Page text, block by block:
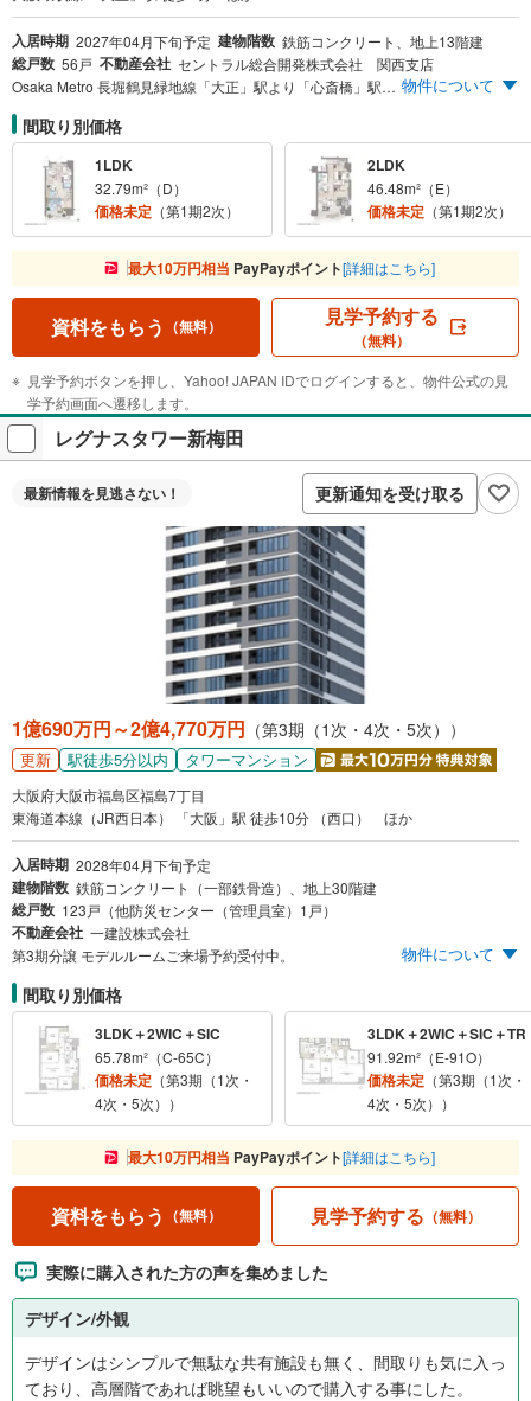
入居時期 2027年04月下旬予定 建物階数 鉄筋コンクリート、地上13階建
総戸数 56戸 不動産会社 セントラル総合開発株式会社 関西支店
Osaka Metro 長堀鶴見緑地線「大正」駅より「心斎橋」駅へ6分 阪神なんば線「ドーム前」駅から「大阪難波」駅へ5分 全邸南向きの開放感 32m²台～60m²台のコンパクトレジデンス 物件について
間取り別価格
1LDK
32.79m²（D）
価格未定 （第1期2次）
2LDK
46.48m²（E）
価格未定 （第1期2次）
最大10万円相当 PayPayポイント[詳細はこちら]
資料をもらう （無料） 見学予約する
（無料）
見学予約ボタンを押し、Yahoo! JAPAN IDでログインすると、物件公式の見
学予約画面へ遷移します。
レグナスタワー新梅田
最新情報を見逃さない！ 更新通知を受け取る
1億690万円～2億4,770万円 （第3期（1次・4次・5次））
更新 駅徒歩5分以内 タワーマンション
大阪府大阪市福島区福島7丁目
東海道本線（JR西日本） 「大阪」駅 徒歩10分 （西口） ほか
入居時期 2028年04月下旬予定
建物階数 鉄筋コンクリート（一部鉄骨造）、地上30階建
総戸数 123戸（他防災センター（管理員室）1戸）
不動産会社 一建設株式会社
第3期分譲 モデルルームご来場予約受付中。
物件について
間取り別価格
3LDK＋2WIC＋SIC
65.78m²（C-65C）
価格未定 （第3期（1次・
4次・5次））
3LDK＋2WIC＋SIC＋TR
91.92m²（E-91O）
価格未定 （第3期（1次・
4次・5次））
最大10万円相当 PayPayポイント[詳細はこちら]
資料をもらう （無料） 見学予約する （無料）
実際に購入された方の声を集めました
デザイン/外観
デザインはシンプルで無駄な共有施設も無く、間取りも気に入っ
ており、高層階であれば眺望もいいので購入する事にした。